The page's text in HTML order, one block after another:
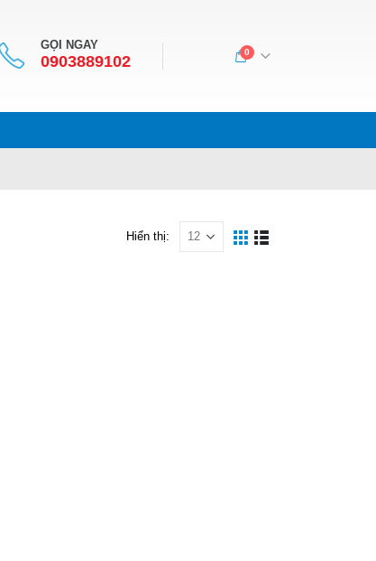
GỌI NGAY
0903889102
0
Hiển thị: